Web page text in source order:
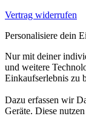
Vertrag widerrufen
Personalisiere dein
Nur mit deiner
und weitere
Einkaufserlebnis zu
Dazu erfassen wir
Geräte. Diese